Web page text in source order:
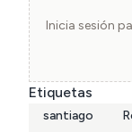
Inicia sesión
Etiquetas
santiago